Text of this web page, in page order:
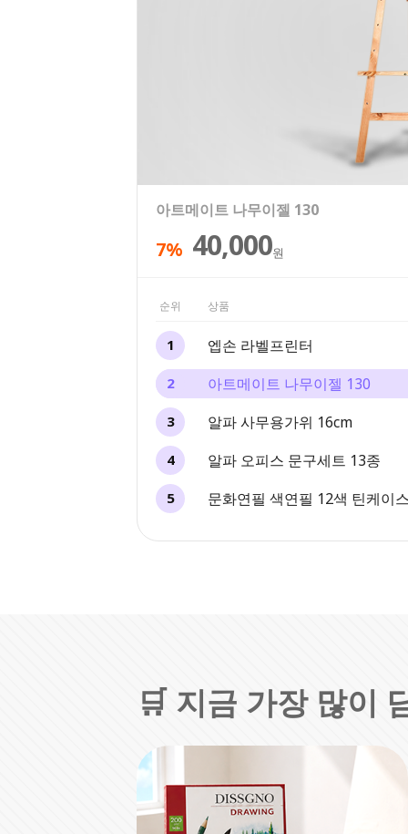
엡손 라벨프린터
69,000원
아트메이트 나무이젤 130
7% 40,000원
알파 사무용가위 16cm
25% 25,500
알파 오피스 문구세트 13종
30,000원
문화연필 색연필 12색 틴케이스
20% 6,400원
순위 상품
1 엡손 라벨프린터
2 아트메이트 나무이젤 130
3 알파 사무용가위 16cm
4 알파 오피스 문구세트 13종
5 문화연필 색연필 12색 틴케이
🛒 지금 가장 많이